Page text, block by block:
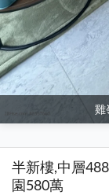
雞
半新樓,中層
園580萬